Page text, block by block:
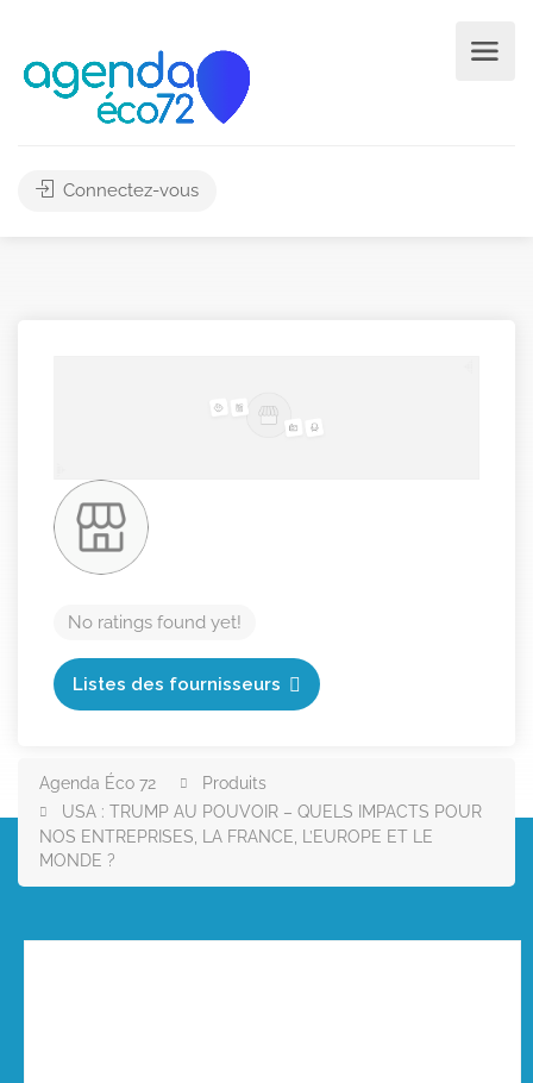
Connectez-vous
No ratings found yet!
Listes des fournisseurs
Agenda Éco 72
Produits
USA : TRUMP AU POUVOIR – QUELS IMPACTS POUR
NOS ENTREPRISES, LA FRANCE, L’EUROPE ET LE
MONDE ?